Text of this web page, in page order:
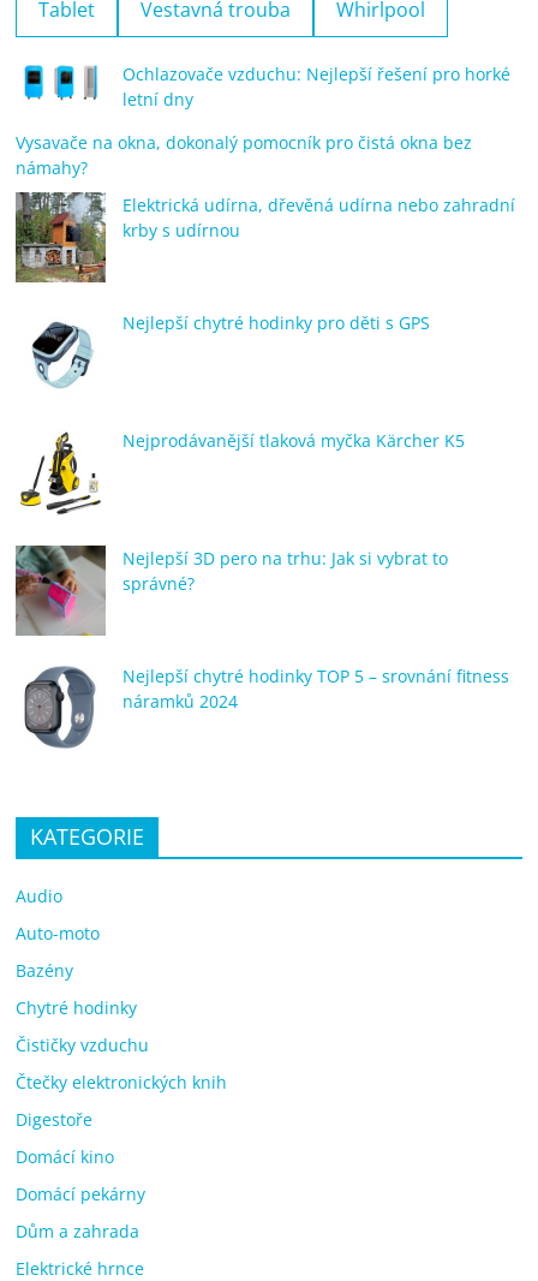
Tablet Vestavná trouba Whirlpool
Ochlazovače vzduchu: Nejlepší řešení pro horké
letní dny
Vysavače na okna, dokonalý pomocník pro čistá okna bez
námahy?
Elektrická udírna, dřevěná udírna nebo zahradní
krby s udírnou
Nejlepší chytré hodinky pro děti s GPS
Nejprodávanější tlaková myčka Kärcher K5
Nejlepší 3D pero na trhu: Jak si vybrat to
správné?
Nejlepší chytré hodinky TOP 5 – srovnání fitness
náramků 2024
KATEGORIE
Audio
Auto-moto
Bazény
Chytré hodinky
Čističky vzduchu
Čtečky elektronických knih
Digestoře
Domácí kino
Domácí pekárny
Dům a zahrada
Elektrické hrnce